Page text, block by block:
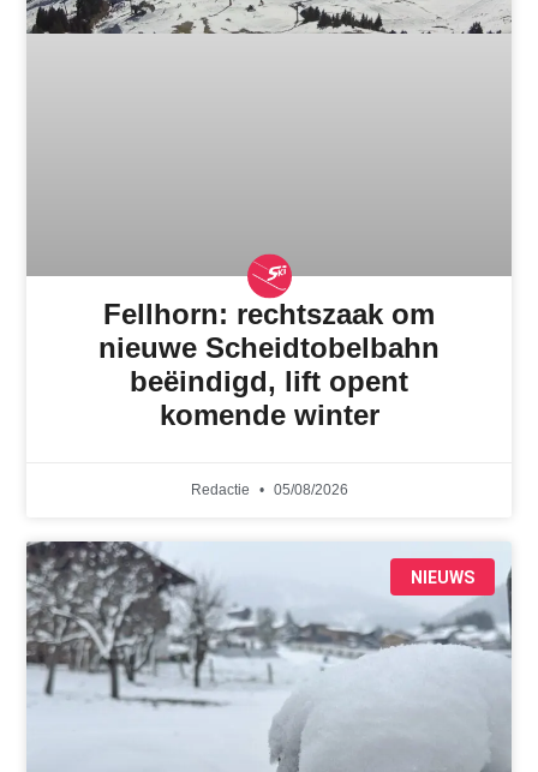
Fellhorn: rechtszaak om
nieuwe Scheidtobelbahn
beëindigd, lift opent
komende winter
Redactie 05/08/2026
NIEUWS